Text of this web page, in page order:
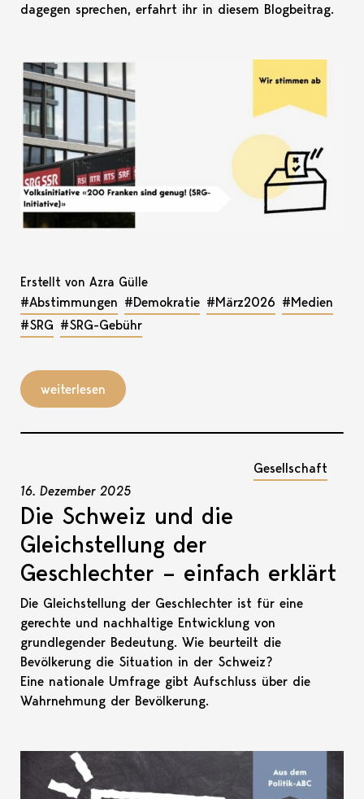
dagegen sprechen, erfahrt ihr in diesem Blogbeitrag.
Erstellt von Azra Gülle
#Abstimmungen #Demokratie #März2026 #Medien
#SRG #SRG-Gebühr
weiterlesen
Gesellschaft
16. Dezember 2025
Die Schweiz und die
Gleichstellung der
Geschlechter – einfach erklärt
Die Gleichstellung der Geschlechter ist für eine
gerechte und nachhaltige Entwicklung von
grundlegender Bedeutung. Wie beurteilt die
Bevölkerung die Situation in der Schweiz?
Eine nationale Umfrage gibt Aufschluss über die
Wahrnehmung der Bevölkerung.